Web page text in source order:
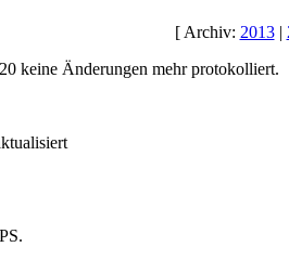
[ Archiv: 2013|
keine Änderungen mehr protokolliert.